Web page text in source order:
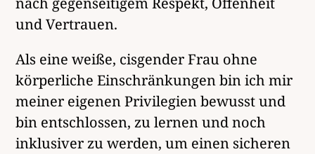
und Vertrauen.
Als eine weiße, cisgender Frau ohne
körperliche Einschränkungen bin ich mir
meiner eigenen Privilegien bewusst und
bin entschlossen, zu lernen und noch
inklusiver zu werden, um einen sicheren